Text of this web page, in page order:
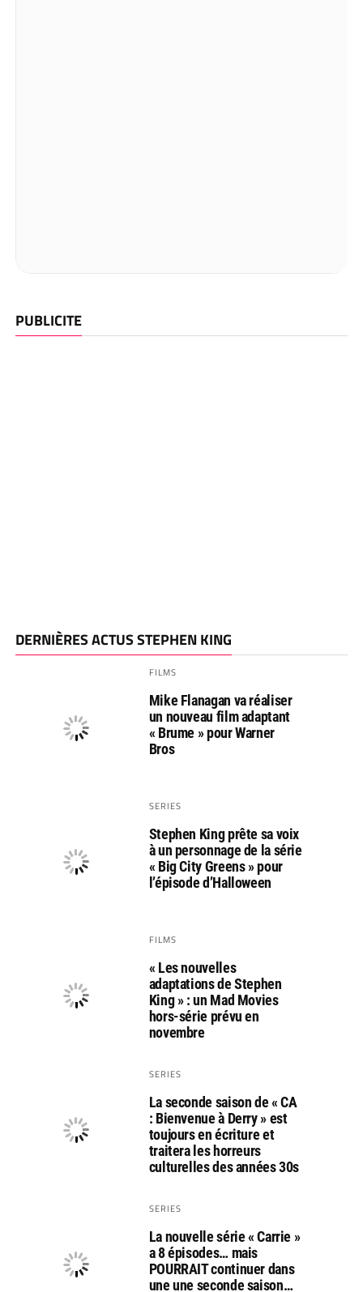
PUBLICITE
DERNIÈRES ACTUS STEPHEN KING
FILMS
Mike Flanagan va réaliser
un nouveau film adaptant
« Brume » pour Warner
Bros
SERIES
Stephen King prête sa voix
à un personnage de la série
« Big City Greens » pour
l’épisode d’Halloween
FILMS
« Les nouvelles
adaptations de Stephen
King » : un Mad Movies
hors-série prévu en
novembre
SERIES
La seconde saison de « CA
: Bienvenue à Derry » est
toujours en écriture et
traitera les horreurs
culturelles des années 30s
SERIES
La nouvelle série « Carrie »
a 8 épisodes… mais
POURRAIT continuer dans
une une seconde saison…